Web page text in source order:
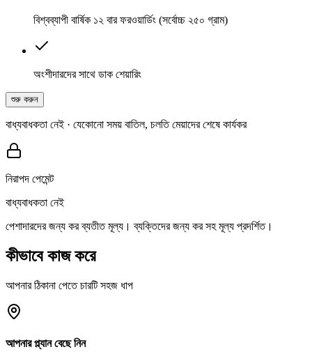
বিশ্বব্যাপী বার্ষিক ১২ বার ফরওয়ার্ডিং (সর্বোচ্চ ২৫০ গ্রাম)
অংশীদারদের সাথে ডাক শেয়ারিং
শুরু করুন
বাধ্যবাধকতা নেই · যেকোনো সময় বাতিল, চলতি মেয়াদের শেষে কার্যকর
নিরাপদ পেমেন্ট
বাধ্যবাধকতা নেই
পেশাদারদের জন্য কর ব্যতীত মূল্য। ব্যক্তিদের জন্য কর সহ মূল্য প্রদর্শিত।
কীভাবে কাজ করে
আপনার ঠিকানা পেতে চারটি সহজ ধাপ
আপনার প্ল্যান বেছে নিন